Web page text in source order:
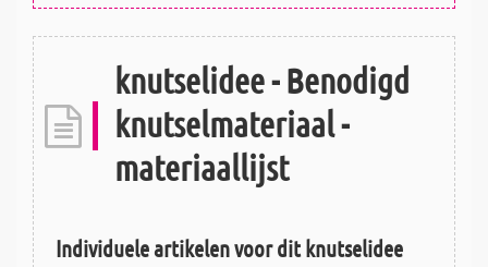
knutselidee - Benodigd
knutselmateriaal -
materiaallijst
Individuele artikelen voor dit knutselidee